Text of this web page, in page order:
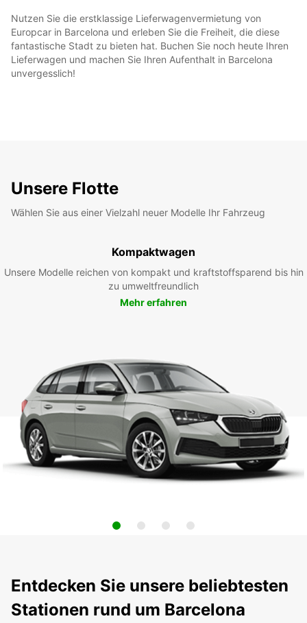
Nutzen Sie die erstklassige Lieferwagenvermietung von
Europcar in Barcelona und erleben Sie die Freiheit, die diese
fantastische Stadt zu bieten hat. Buchen Sie noch heute Ihren
Lieferwagen und machen Sie Ihren Aufenthalt in Barcelona
unvergesslich!
Unsere Flotte
Wählen Sie aus einer Vielzahl neuer Modelle Ihr Fahrzeug
Kompaktwagen
Unsere Modelle reichen von kompakt und kraftstoffsparend bis hin
zu umweltfreundlich
Mehr erfahren
Entdecken Sie unsere beliebtesten
Stationen rund um Barcelona